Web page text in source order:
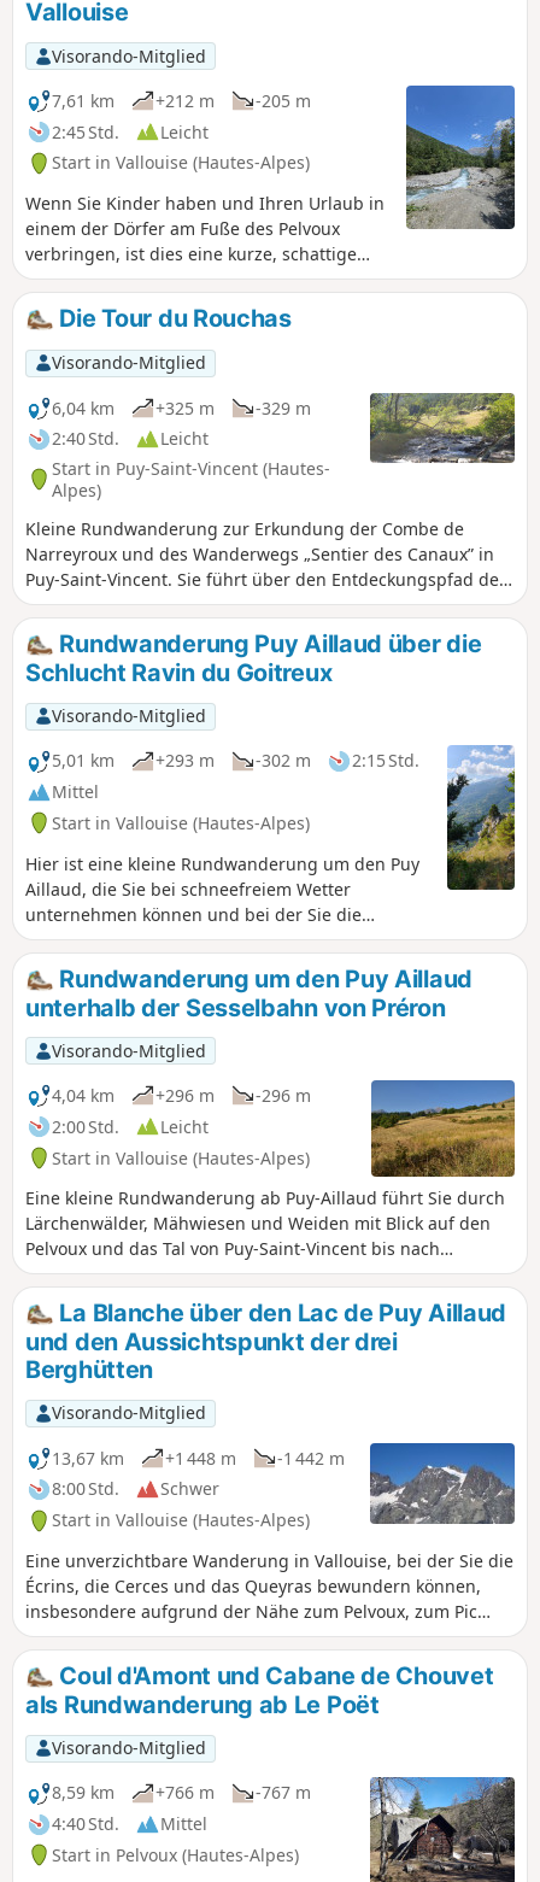
Vallouise
Visorando-Mitglied
7,61 km
+212 m
-205 m
2:45 Std.
Leicht
Start in Vallouise (Hautes-Alpes)
Wenn Sie Kinder haben und Ihren Urlaub in
einem der Dörfer am Fuße des Pelvoux
verbringen, ist dies eine kurze, schattige
Rundwanderung, die Groß und Klein durch
ihre Leichtigkeit und die überraschenden
Kunstwerke entlang der Onde begeistern
wird.
Die Tour du Rouchas
Visorando-Mitglied
6,04 km
+325 m
-329 m
2:40 Std.
Leicht
Start in Puy-Saint-Vincent (Hautes-
Alpes)
Kleine Rundwanderung zur Erkundung der Combe de
Narreyroux und des Wanderwegs „Sentier des Canaux” in
Puy-Saint-Vincent. Sie führt über den Entdeckungspfad des
Ferienorts 1800 m bis zur Pont de Narreyroux und durch die
Combe, die an die Schweiz erinnert. Der Rückweg erfolgt
über den botanischen Pfad entlang des Sentier des Canaux.
Rundwanderung Puy Aillaud über die
Schlucht Ravin du Goitreux
Visorando-Mitglied
5,01 km
+293 m -302 m
2:15 Std.
Mittel
Start in Vallouise (Hautes-Alpes)
Hier ist eine kleine Rundwanderung um den Puy
Aillaud, die Sie bei schneefreiem Wetter
unternehmen können und bei der Sie die
Gleitschirmflieger beim Start an einem der
bekanntesten Spots des Tals bewundern können.
Anschließend wandern Sie im Schatten des
Waldes durch die Schlucht Ravin du Goitreux.
Rundwanderung um den Puy Aillaud
unterhalb der Sesselbahn von Préron
Visorando-Mitglied
4,04 km
+296 m
-296 m
2:00 Std.
Leicht
Start in Vallouise (Hautes-Alpes)
Eine kleine Rundwanderung ab Puy-Aillaud führt Sie durch
Lärchenwälder, Mähwiesen und Weiden mit Blick auf den
Pelvoux und das Tal von Puy-Saint-Vincent bis nach
L'Argentière-la-Bessée.
La Blanche über den Lac de Puy Aillaud
und den Aussichtspunkt der drei
Berghütten
Visorando-Mitglied
13,67 km
+1 448 m
-1 442 m
8:00 Std.
Schwer
Start in Vallouise (Hautes-Alpes)
Eine unverzichtbare Wanderung in Vallouise, bei der Sie die
Écrins, die Cerces und das Queyras bewundern können,
insbesondere aufgrund der Nähe zum Pelvoux, zum Pic
sans Nom und zum Ailefroide.
Coul d'Amont und Cabane de Chouvet
als Rundwanderung ab Le Poët
Visorando-Mitglied
8,59 km
+766 m
-767 m
4:40 Std.
Mittel
Start in Pelvoux (Hautes-Alpes)